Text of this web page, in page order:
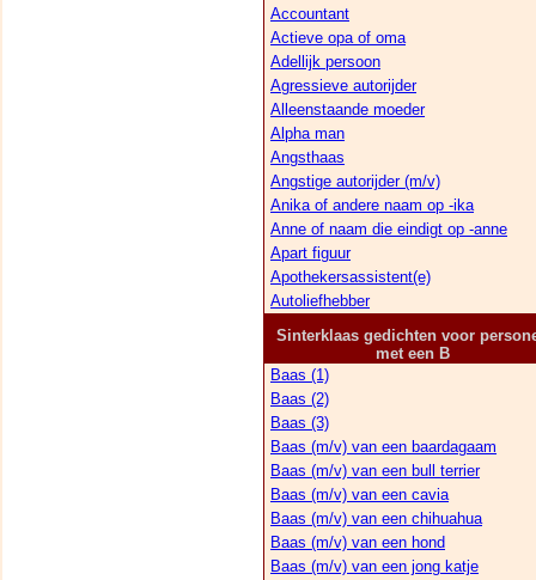
Accountant
Actieve opa of oma
Adellijk persoon
Agressieve autorijder
Alleenstaande moeder
Alpha man
Angsthaas
Angstige autorijder (m/v)
Anika of andere naam op -ika
Anne of naam die eindigt op -anne
Apart figuur
Apothekersassistent(e)
Autoliefhebber
Sinterklaas gedichten voor
met een B
Baas (1)
Baas (2)
Baas (3)
Baas (m/v) van een baardagaam
Baas (m/v) van een bull terrier
Baas (m/v) van een cavia
Baas (m/v) van een chihuahua
Baas (m/v) van een hond
Baas (m/v) van een jong katje